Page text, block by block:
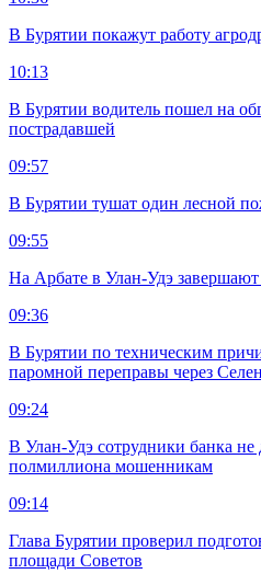
В Бурятии покажут работу
10:13
В Бурятии водитель пошел на
пострадавшей
09:57
В Бурятии тушат один лесной
09:55
На Арбате в Улан-Удэ
09:36
В Бурятии по техническим
паромной переправы через
09:24
В Улан-Удэ сотрудники банка не
полмиллиона мошенникам
09:14
Глава Бурятии проверил
площади Советов